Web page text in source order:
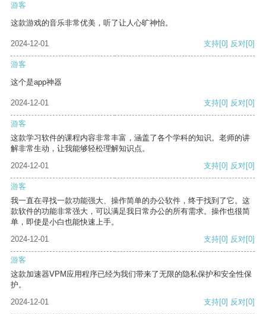
游客
这款游戏的音乐非常优美，听了让人心旷神怡。
2024-12-01 支持[0] 反对[0]
游客
这个是app神器
2024-12-01 支持[0] 反对[0]
游客
这款学习软件的课程内容非常丰富，涵盖了各个学科的知识。老师的讲
解非常生动，让我能够轻松理解知识点。
2024-12-01
支持[0] 反对[0]
游客
我一直在寻找一款功能强大、操作简单的办公软件，终于找到了它。这
款软件的功能非常强大，可以满足我日常办公的所有需求。操作也很简
单，即使是小白也能快速上手。
2024-12-01
支持[0] 反对[0]
游客
这款加速器VPM应用程序已经为我们带来了无限的隐私保护和安全性保
护。
2024-12-01
支持[0] 反对[0]